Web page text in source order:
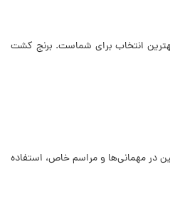
انتخاب برای شماست. برنج کشت
در مهمانی‌ها و مراسم خاص، استفاده